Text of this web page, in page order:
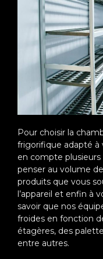
Pour choisir la
frigorifique adapté à
en compte plusieurs
penser au volume
produits que vous
l’appareil et enfin à
savoir que nos
froides en fonction
étagères, des
entre autres.